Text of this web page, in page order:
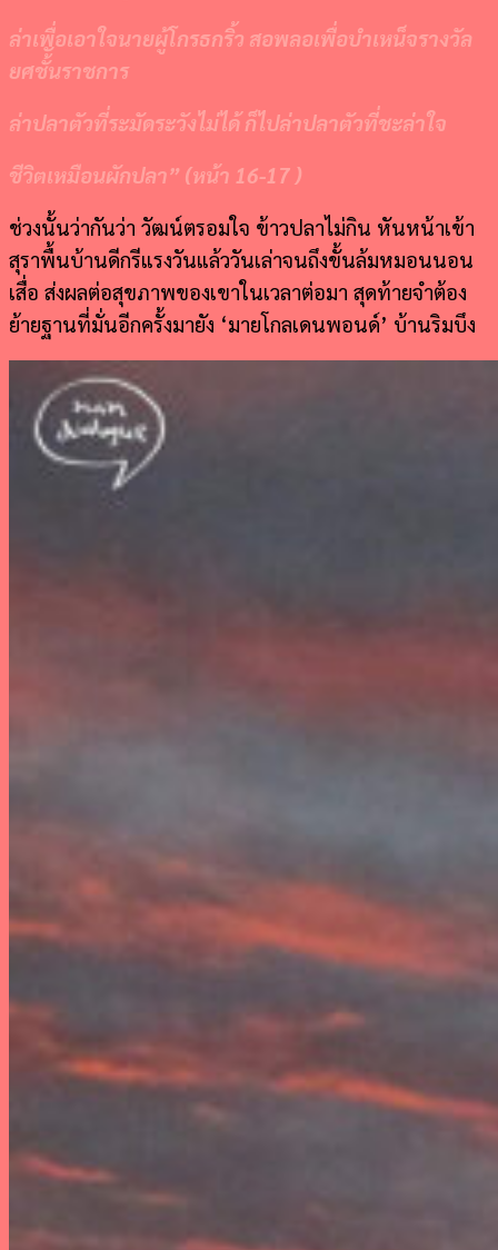
ล่าเพื่อเอาใจนายผู้โกรธกริ้ว สอพลอเพื่อบำเหน็จรางวัล
ยศชั้ันราชการ
ล่าปลาตัวที่ระมัดระวังไม่ได้ ก็ไปล่าปลาตัวที่ชะล่าใจ
ชีวิตเหมือนผักปลา” (หน้า 16-17 )
ช่วงนั้นว่ากันว่า วัฒน์ตรอมใจ ข้าวปลาไม่กิน หันหน้าเข้า
สุราพื้นบ้านดีกรีแรงวันแล้ววันเล่าจนถึงขั้นล้มหมอนนอน
เสื่อ ส่งผลต่อสุขภาพของเขาในเวลาต่อมา สุดท้ายจำต้อง
ย้ายฐานที่มั่นอีกครั้งมายัง ‘มายโกลเดนพอนด์’ บ้านริมบึง